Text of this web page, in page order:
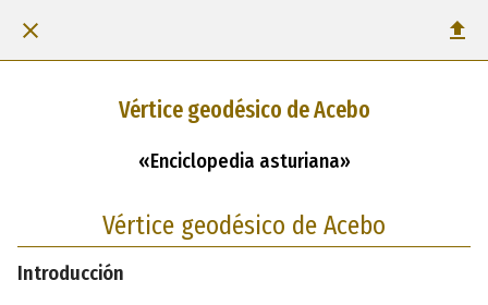
Vértice geodésico de Acebo
«Enciclopedia asturiana»
Vértice geodésico de Acebo
Introducción